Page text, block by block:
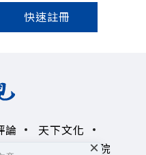
快速註冊
論
天下文化
領導影響力學院
×